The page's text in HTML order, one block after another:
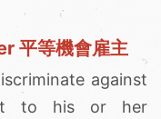
平等機會雇主
against
to his or her